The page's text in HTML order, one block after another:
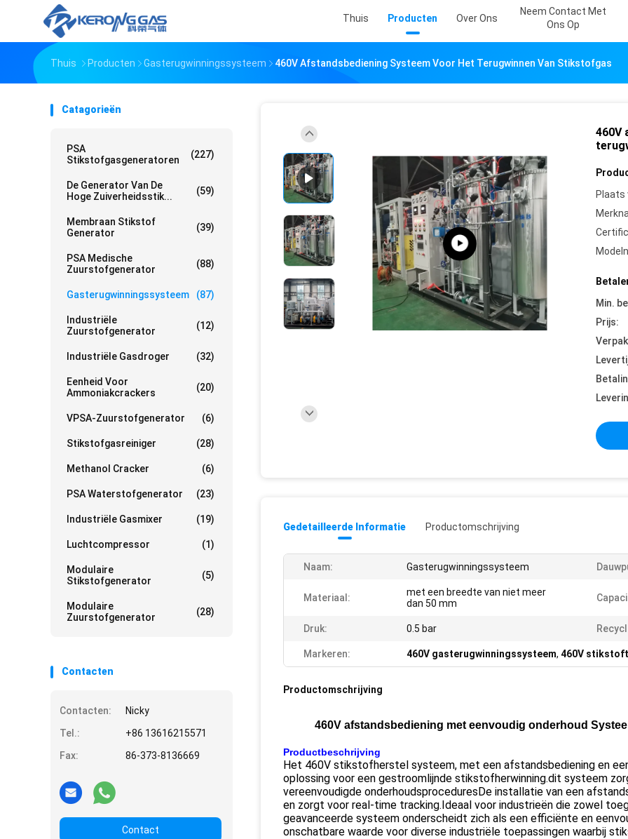
Thuis Producten Over Ons
Neem Contact Met
Ons Op
Thuis Producten Gasterugwinningssysteem 460V Afstandsbediening Systeem Voor Het Terugwinnen Van Stikstofgas
Catagorieën
PSA
Stikstofgasgeneratoren
(227)
De Generator Van De
Hoge Zuiverheidsstik...
(59)
Membraan Stikstof
Generator
(39)
PSA Medische
Zuurstofgenerator
(88)
Gasterugwinningssysteem (87)
Industriële
Zuurstofgenerator
(12)
Industriële Gasdroger (32)
Eenheid Voor
Ammoniakcrackers
(20)
VPSA-Zuurstofgenerator (6)
Stikstofgasreiniger (28)
Methanol Cracker (6)
PSA Waterstofgenerator (23)
Industriële Gasmixer (19)
Luchtcompressor (1)
Modulaire
Stikstofgenerator
(5)
Modulaire
Zuurstofgenerator
(28)
Contacten
Contacten:
Nicky
Tel.:
+86 13616215571
Fax:
86-373-8136669
Contact
460V
Plaats
Min.
Prijs:
Gedetailleerde Informatie Productomschrijving
Naam: Gasterugwinningssysteem
Materiaal:
met een breedte van niet meer
dan 50 mm
Druk: 0.5 bar
Markeren: 460V gasterugwinningssysteem, 460V
Productomschrijving
460V afstandsbediening met eenvoudig onderhoud
Productbeschrijving
Het 460V stikstofherstel systeem, met een afstandsbediening en
oplossing voor een gestroomlijnde stikstofherwinning.dit systeem
vereenvoudigde onderhoudsproceduresDe installatie van een
en zorgt voor real-time tracking.Ideaal voor industrieën die zowel
geavanceerde systeem onderscheidt zich als een efficiënte en
onschatbare waarde voor diverse industriële toepassingen waarbij